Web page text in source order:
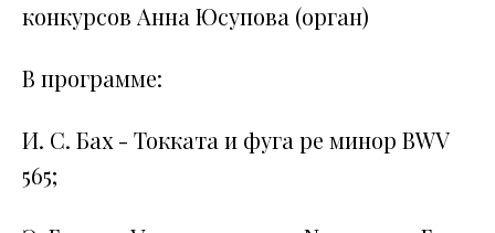
конкурсов Анна Юсупова (орган)
В программе:
И. С. Бах - Токката и фуга ре минор BWV
565;